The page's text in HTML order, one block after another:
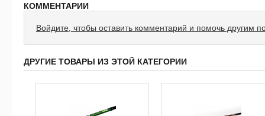
КОММЕНТАРИИ
Войдите, чтобы оставить комментарий и помочь другим
ДРУГИЕ ТОВАРЫ ИЗ ЭТОЙ КАТЕГОРИИ